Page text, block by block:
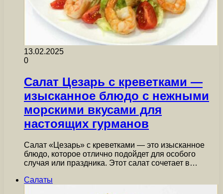
13.02.2025
0
Салат Цезарь с креветками —
изысканное блюдо с нежными
морскими вкусами для
настоящих гурманов
Салат «Цезарь» с креветками — это изысканное
блюдо, которое отлично подойдет для особого
случая или праздника. Этот салат сочетает в…
Салаты